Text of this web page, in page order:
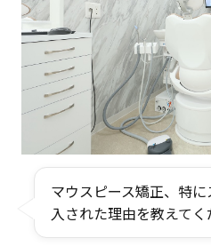
マウスピース矯正、特
入された理由を教えてく